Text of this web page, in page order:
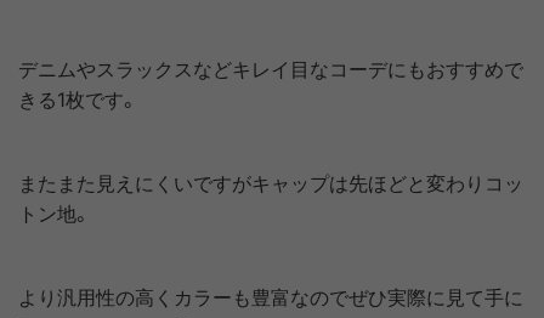
デニムやスラックスなどキレイ目なコーデにもおすすめで
きる1枚です。
またまた見えにくいですがキャップは先ほどと変わりコッ
トン地。
より汎用性の高くカラーも豊富なのでぜひ実際に見て手に